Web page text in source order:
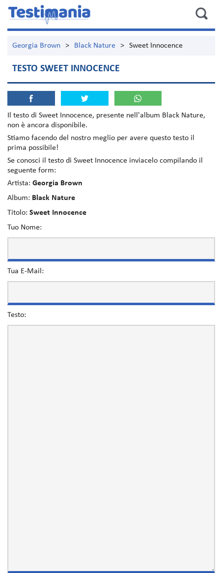
Georgia Brown > Black Nature > Sweet Innocence
TESTO SWEET INNOCENCE
Il testo di Sweet Innocence, presente nell'album Black Nature,
non è ancora disponibile.
Stiamo facendo del nostro meglio per avere questo testo il
prima possibile!
Se conosci il testo di Sweet Innocence inviacelo compilando il
seguente form:
Artista: Georgia Brown
Album: Black Nature
Titolo: Sweet Innocence
Tuo Nome:
Tua E-Mail:
Testo: